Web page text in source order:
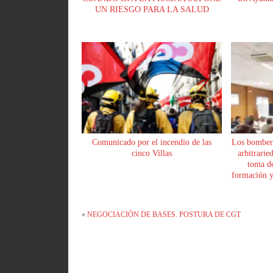
UN RIESGO PARA LA SALUD
Comunicado por el incendio de las
cinco Villas
Los
toma
formación
«NEGOCIACIÓN DE BASES. POSTURA DE CGT